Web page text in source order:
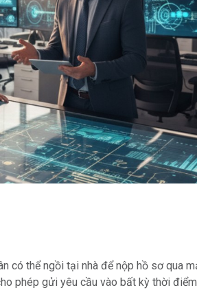
có thể ngồi tại nhà để nộp hồ sơ qua
phép gửi yêu cầu vào bất kỳ thời